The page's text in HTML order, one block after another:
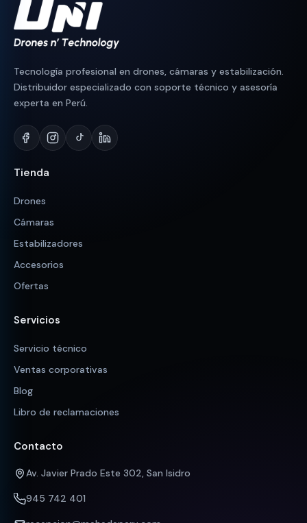
Tecnología profesional en drones, cámaras y estabilización.
Distribuidor especializado con soporte técnico y asesoría
experta en Perú.
Tienda
Drones
Cámaras
Estabilizadores
Accesorios
Ofertas
Servicios
Servicio técnico
Ventas corporativas
Blog
Libro de reclamaciones
Contacto
Av. Javier Prado Este 302, San Isidro
945 742 401